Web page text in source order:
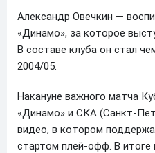
Александр Овечкин —
«Динамо», за которое
В составе клуба он стал
2004/05.
Накануне важного матча
«Динамо» и СКА (Санкт-
видео, в котором
стартом плей-офф. В итоге